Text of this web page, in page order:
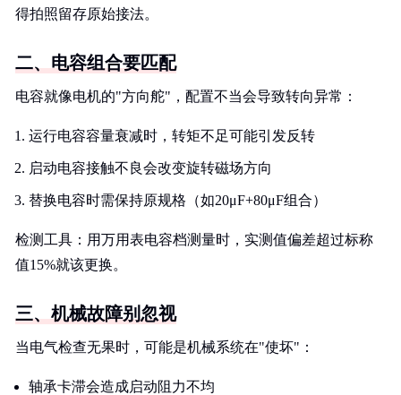
得拍照留存原始接法。
二、电容组合要匹配
电容就像电机的"方向舵"，配置不当会导致转向异常：
运行电容容量衰减时，转矩不足可能引发反转
启动电容接触不良会改变旋转磁场方向
替换电容时需保持原规格（如20μF+80μF组合）
检测工具：用万用表电容档测量时，实测值偏差超过标称
值15%就该更换。
三、机械故障别忽视
当电气检查无果时，可能是机械系统在"使坏"：
轴承卡滞会造成启动阻力不均